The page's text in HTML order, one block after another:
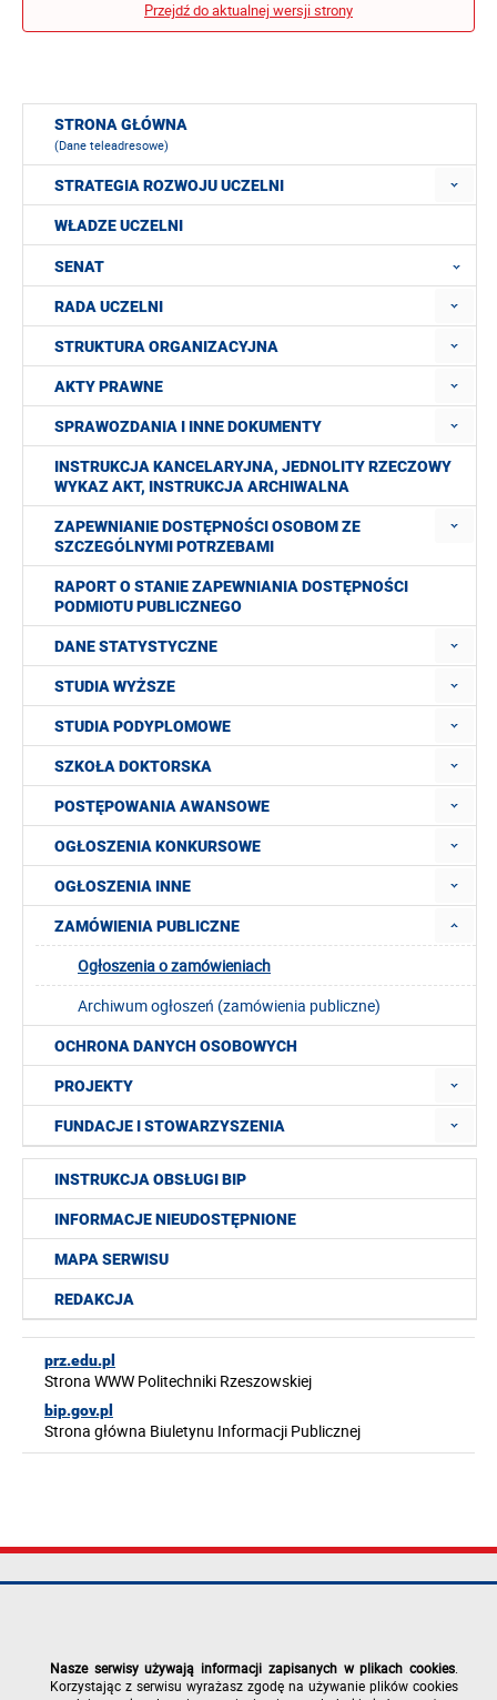
Przejdź do aktualnej wersji strony
STRONA GŁÓWNA
(Dane teleadresowe)
STRATEGIA ROZWOJU UCZELNI
WŁADZE UCZELNI
SENAT
RADA UCZELNI
STRUKTURA ORGANIZACYJNA
AKTY PRAWNE
SPRAWOZDANIA I INNE DOKUMENTY
INSTRUKCJA KANCELARYJNA, JEDNOLITY RZECZOWY
WYKAZ AKT, INSTRUKCJA ARCHIWALNA
ZAPEWNIANIE DOSTĘPNOŚCI OSOBOM ZE
SZCZEGÓLNYMI POTRZEBAMI
RAPORT O STANIE ZAPEWNIANIA DOSTĘPNOŚCI
PODMIOTU PUBLICZNEGO
DANE STATYSTYCZNE
STUDIA WYŻSZE
STUDIA PODYPLOMOWE
SZKOŁA DOKTORSKA
POSTĘPOWANIA AWANSOWE
OGŁOSZENIA KONKURSOWE
OGŁOSZENIA INNE
ZAMÓWIENIA PUBLICZNE
Ogłoszenia o zamówieniach
Archiwum ogłoszeń (zamówienia publiczne)
OCHRONA DANYCH OSOBOWYCH
PROJEKTY
FUNDACJE I STOWARZYSZENIA
INSTRUKCJA OBSŁUGI BIP
INFORMACJE NIEUDOSTĘPNIONE
MAPA SERWISU
REDAKCJA
prz.edu.pl
Strona WWW Politechniki Rzeszowskiej
bip.gov.pl
Strona główna Biuletynu Informacji Publicznej
Politechnika
al. Powstańców
tel.: +48 17 865
e-mail:
Mapa serwisu
prywatności
Nasze serwisy używają informacji zapisanych w plikach cookies
Korzystając z serwisu wyrażasz zgodę na używanie plików cookies